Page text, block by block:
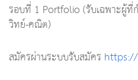
รอบที่ 1 Portfolio (รับเฉพาะผู้ที่
วิทย์-คณิต)
สมัครผ่านระบบรับสมัคร